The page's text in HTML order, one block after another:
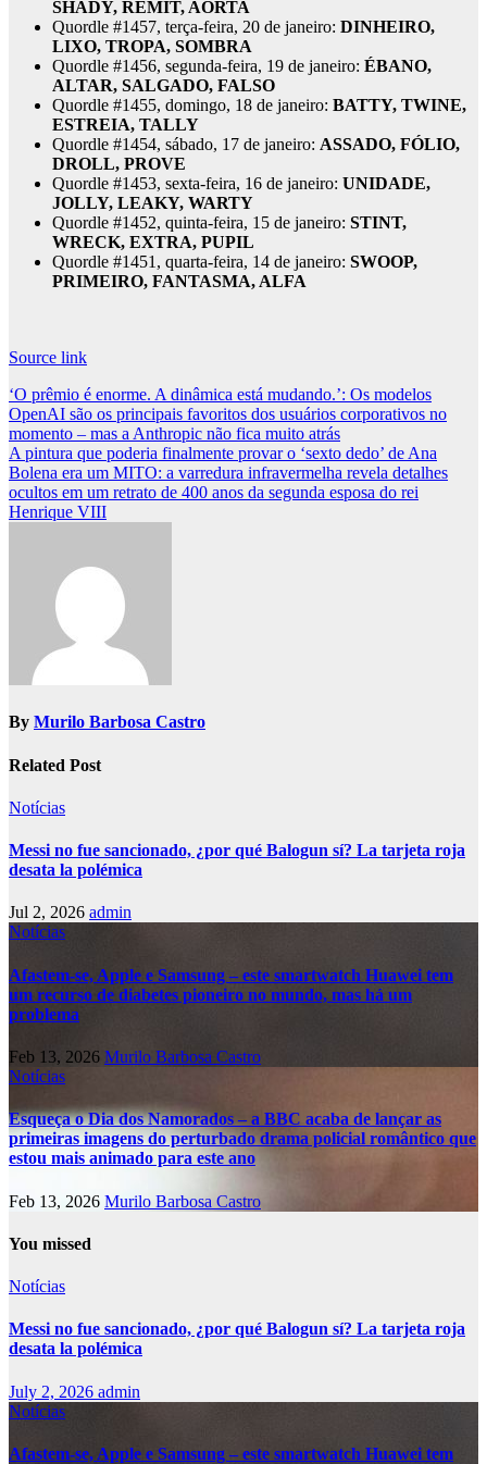
SHADY, REMIT, AORTA
Quordle #1457, terça-feira, 20 de janeiro: DINHEIRO,
LIXO, TROPA, SOMBRA
Quordle #1456, segunda-feira, 19 de janeiro: ÉBANO,
ALTAR, SALGADO, FALSO
Quordle #1455, domingo, 18 de janeiro: BATTY, TWINE,
ESTREIA, TALLY
Quordle #1454, sábado, 17 de janeiro: ASSADO, FÓLIO,
DROLL, PROVE
Quordle #1453, sexta-feira, 16 de janeiro: UNIDADE,
JOLLY, LEAKY, WARTY
Quordle #1452, quinta-feira, 15 de janeiro: STINT,
WRECK, EXTRA, PUPIL
Quordle #1451, quarta-feira, 14 de janeiro: SWOOP,
PRIMEIRO, FANTASMA, ALFA
Source link
Post
navigation
‘O prêmio é enorme. A dinâmica está mudando.’: Os modelos
OpenAI são os principais favoritos dos usuários corporativos no
momento – mas a Anthropic não fica muito atrás
A pintura que poderia finalmente provar o ‘sexto dedo’ de Ana
Bolena era um MITO: a varredura infravermelha revela detalhes
ocultos em um retrato de 400 anos da segunda esposa do rei
Henrique VIII
By Murilo Barbosa Castro
Related Post
Notícias
Messi no fue sancionado, ¿por qué Balogun sí? La tarjeta roja
desata la polémica
Jul 2, 2026 admin
Notícias
Afastem-se, Apple e Samsung – este smartwatch Huawei tem
um recurso de diabetes pioneiro no mundo, mas há um
problema
Feb 13, 2026 Murilo Barbosa Castro
Notícias
Esqueça o Dia dos Namorados – a BBC acaba de lançar as
primeiras imagens do perturbado drama policial romântico que
estou mais animado para este ano
Feb 13, 2026 Murilo Barbosa Castro
You missed
Notícias
Messi no fue sancionado, ¿por qué Balogun sí? La tarjeta roja
desata la polémica
July 2, 2026 admin
Notícias
Afastem-se, Apple e Samsung – este smartwatch Huawei tem